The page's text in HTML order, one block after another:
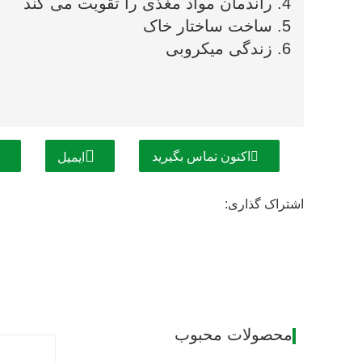
5. ساخت ساختار خاک
6. زندگی میکروبی
اکنون تماس بگیرید ایمیل
اشتراک گذاری:
محصولات محبوب